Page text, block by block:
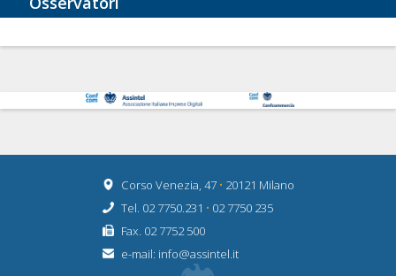
Corso Venezia, 47 • 20121 Milano
Tel. 02 7750.231 • 02 7750 235
Fax. 02 7752 500
e-mail: info@assintel.it